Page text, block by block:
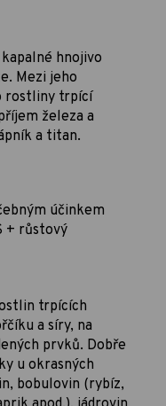
hnojivo
Mezi jeho
rostliny trpící
železa a
a titan.
účinkem
+ růstový
trpících
a síry, na
prvků. Dobře
u okrasných
bobulovin (rybíz,